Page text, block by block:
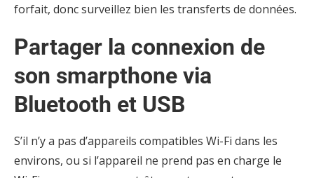
forfait, donc surveillez bien les transferts de données.
Partager la connexion de
son smarpthone via
Bluetooth et USB
S’il n’y a pas d’appareils compatibles Wi-Fi dans les
environs, ou si l’appareil ne prend pas en charge le